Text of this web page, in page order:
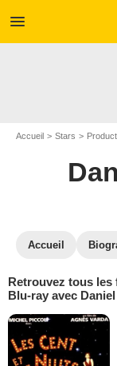
menu
Accueil Stars
Accueil
Retrouvez tous les
Blu-ray avec